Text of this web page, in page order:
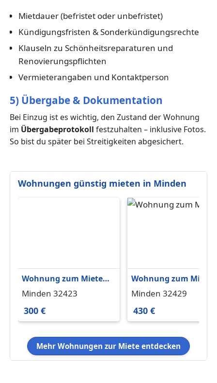
Mietdauer (befristet oder unbefristet)
Kündigungsfristen & Sonderkündigungsrechte
Klauseln zu Schönheitsreparaturen und
Renovierungspflichten
Vermieterangaben und Kontaktperson
5) Übergabe & Dokumentation
Bei Einzug ist es wichtig, den Zustand der Wohnung
im Übergabeprotokoll festzuhalten – inklusive Fotos.
So bist du später bei Streitigkeiten abgesichert.
Wohnungen günstig mieten in Minden
Wohnung zum Mieten
in Minden 300 € 28 m²
Minden 32423
300 €
Wohnung zum Mieten
in Minden 430 € 74 m²
Minden 32429
430 €
Mehr Wohnungen zur Miete entdecken